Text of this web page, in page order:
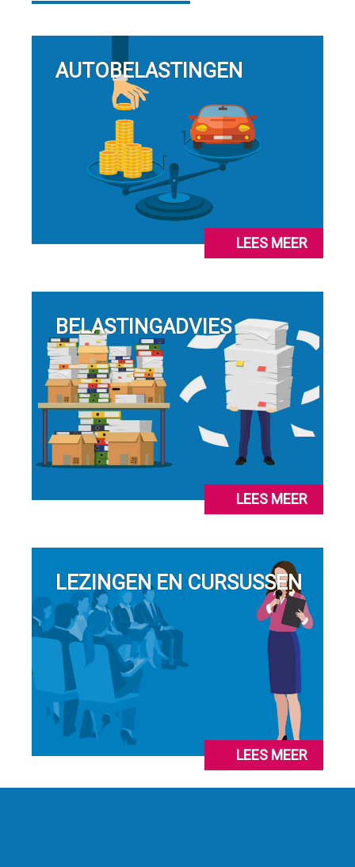
AUTOBELASTINGEN
LEES MEER
BELASTINGADVIES
LEES MEER
LEZINGEN EN CURSUSSEN
LEES MEER